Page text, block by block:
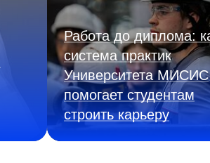
Работа до диплома:
система практик
Университета МИСИС
помогает студентам
строить карьеру